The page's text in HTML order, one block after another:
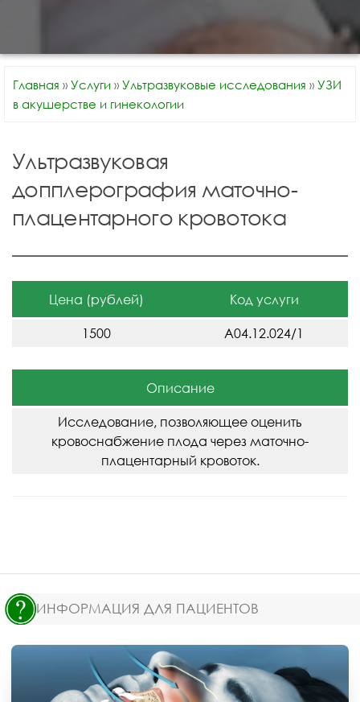
Главная » Услуги » Ультразвуковые исследования » УЗИ
в акушерстве и гинекологии
Ультразвуковая
допплерография маточно-
плацентарного кровотока
Цена (рублей) Код услуги
1500 A04.12.024/1
Описание
Исследование, позволяющее оценить
кровоснабжение плода через маточно-
плацентарный кровоток.
ИНФОРМАЦИЯ ДЛЯ ПАЦИЕНТОВ